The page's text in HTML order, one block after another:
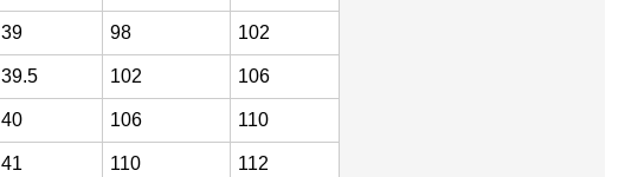
39 98 102
39.5 102 106
40 106 110
41 110 112